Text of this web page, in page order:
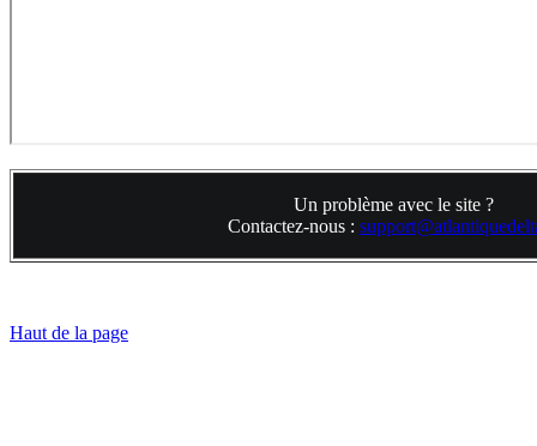
Un problème avec le site ?
Contactez-nous :
Haut de la page